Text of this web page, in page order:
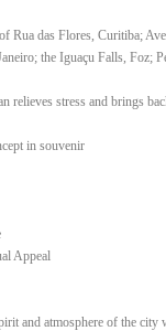
Rua das Flores, Curitiba;
the Iguaçu Falls, Foz;
relieves stress and brings
in souvenir
Appeal
and atmosphere of the city